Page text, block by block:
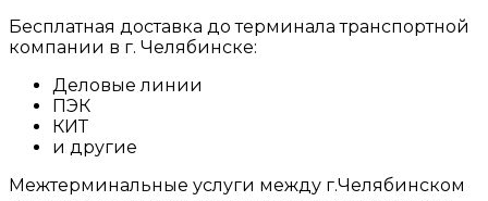
Бесплатная доставка до терминала транспортной
компании в г. Челябинске:
Деловые линии
ПЭК
КИТ
и другие
Межтерминальные услуги между г.Челябинском